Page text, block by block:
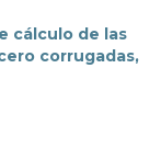
cálculo de las
corrugadas,